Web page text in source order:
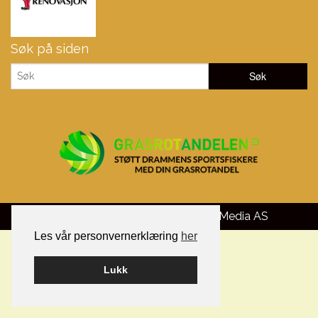
Les vår personvernerklæring her
Lukk
Søk på siden
Smart Media AS